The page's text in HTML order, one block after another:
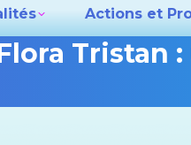
Actions et